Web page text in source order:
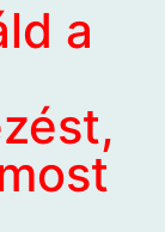
a